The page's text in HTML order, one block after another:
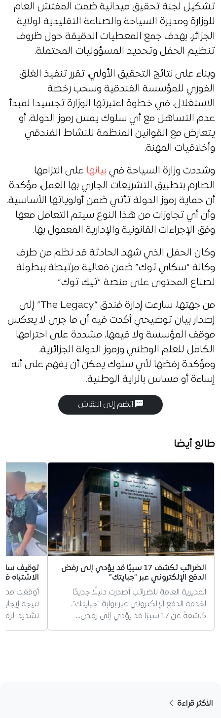
تشكيل لجنة تحقيق ميدانية ضمت المفتش العام
للوزارة ومديرة السياحة والصناعة التقليدية لولاية
الجزائر، بهدف جمع المعطيات الدقيقة حول ظروف
تنظيم الحفل وتحديد المسؤوليات المحتملة.
وبناء على نتائج التحقيق الأولي، تقرر تنفيذ الغلق
الفوري للمؤسسة الفندقية وسحب رخصة
الاستغلال، في خطوة اعتبرتها الوزارة تجسيدا لمبدأ
عدم التساهل مع أي سلوك يمس رموز الدولة، أو
يتعارض مع القوانين المنظمة للنشاط الفندقي
وأخلاقيات المهنة.
وشددت وزارة السياحة في بيانها على التزامها
الصارم بتطبيق التشريعات الجاري بها العمل، مؤكدة
أن حماية رموز الدولة تأتي ضمن أولوياتها الأساسية،
وأن أي تجاوزات من هذا النوع سيتم التعامل معها
وفق الإجراءات القانونية والإدارية المعمول بها.
وكان الحفل الذي شهد الحادثة قد نظم من طرف
وكالة “سكاي توك” ضمن فعالية مرتبطة ببطولة
لصناع المحتوى على منصة “تيك توك”.
من جهتها، سارعت إدارة فندق “The Legacy” إلى
إصدار بيان توضيحي أكدت فيه أن ما جرى لا يعكس
موقف المؤسسة ولا قيمها، مشددة على احترامها
الكامل للعلم الوطني ورموز الدولة الجزائرية،
ومؤكدة رفضها لأي سلوك يمكن أن يفهم على أنه
إساءة أو مساس بالراية الوطنية.
انضم إلى النقاش
طالع أيضا
الضرائب تكشف 17 سببًا قد يؤدي إلى رفض
الدفع الإلكتروني عبر “جبايتك”
المديرية العامة للضرائب أصدرت دليلًا جديدًا
لخدمة الدفع الإلكتروني عبر بوابة "جبايتك"،
كاشفةً عن 17 سببًا قد يؤدي إلى رفض…
توقيف
الاشتباه
أوقفت
نتيجة
تشديد
الأكثر قراءة